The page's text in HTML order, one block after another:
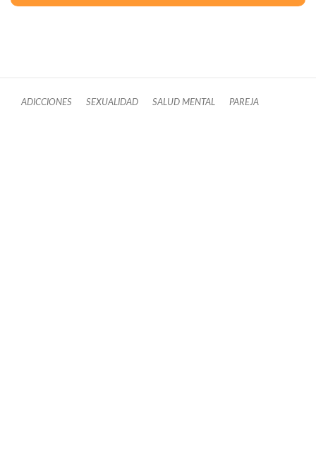
ADICCIONES SEXUALIDAD SALUD MENTAL PAREJA